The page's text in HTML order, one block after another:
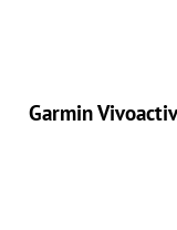
Garmin